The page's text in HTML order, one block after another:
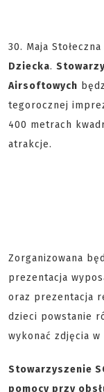
30. Maja
Dziecka.
Airsoftowych
tegorocznej
400 metrach
atrakcje.
Zorganizowana
prezentacja
oraz prezentacja
dzieci powstanie
wykonać zdjęcia
Stowarzyszenie
pomocy przy